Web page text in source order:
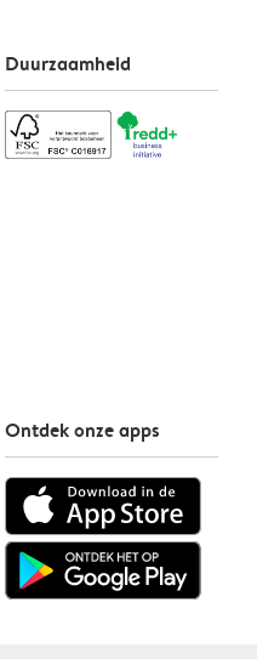
Duurzaamheid
Ontdek onze apps